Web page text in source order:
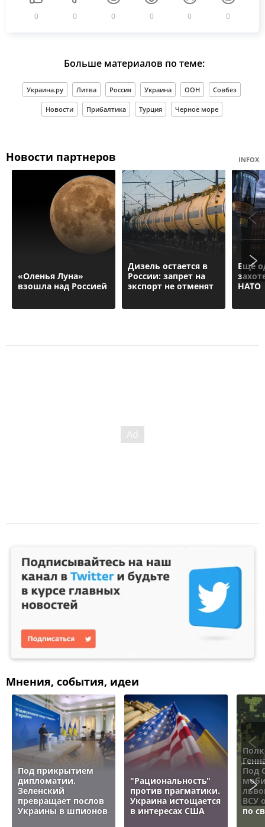
0 0 0 0 0 0
Больше материалов по теме:
Украина.ру Литва Россия Украина ООН Совбез
Новости Прибалтика Турция Черное море
Новости партнеров INFOX
«Оленья Луна»
взошла над Россией
Дизель остается в
России: запрет на
экспорт не отменят
Ещё
НАТО
Мнения, события, идеи
Под прикрытием
дипломатии.
Зеленский
превращает послов
Украины в шпионов
"Рациональность"
против прагматики.
Украина истощается
в интересах США
Под
ВСУ
по